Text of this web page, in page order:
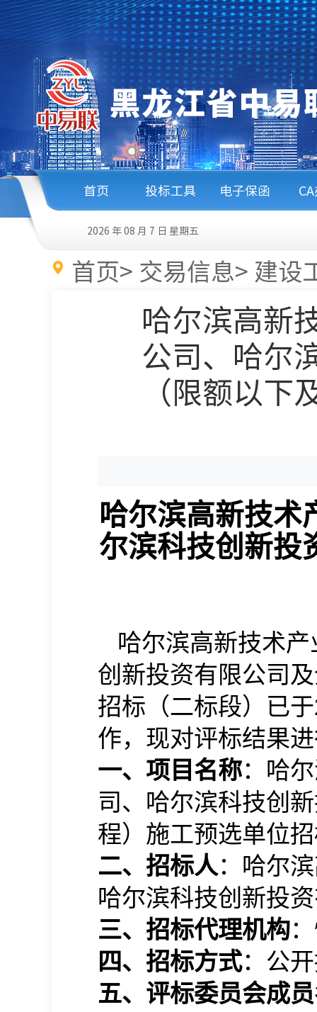
首页 投标工具 电子保函
2026 年 08 月 7 日 星期五
首页> 交易信息> 建设
哈尔滨高新
公司、哈尔
（限额以
哈尔滨高新技术
尔滨科技创新投
哈尔滨高新技术
创新投资有限公司
招标（二标段） 已
作，现对评标结果
一、项目名称： 哈
司、哈尔滨科技创
程）施工预选单位
二、招标人： 哈尔
哈尔滨科技创新投
三、招标代理机构
四、招标方式：公
五、评标委员会成